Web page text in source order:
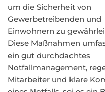
um die Sicherheit von
Gewerbetreibenden und
Einwohnern zu
Diese Maßnahmen
ein gut durchdachtes
Notfallmanagement,
Mitarbeiter und klare